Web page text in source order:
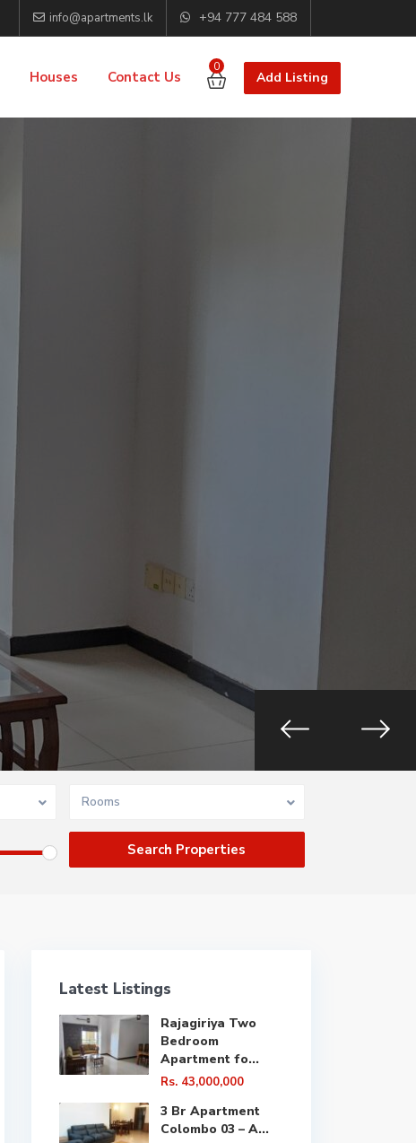
info@apartments.lk +94 777 484 588
0
Add Listing
Houses Contact Us
Rooms
Latest Listings
Rajagiriya Two
Bedroom
Apartment fo...
Rs. 43,000,000
3 Br Apartment
Colombo 03 – A...